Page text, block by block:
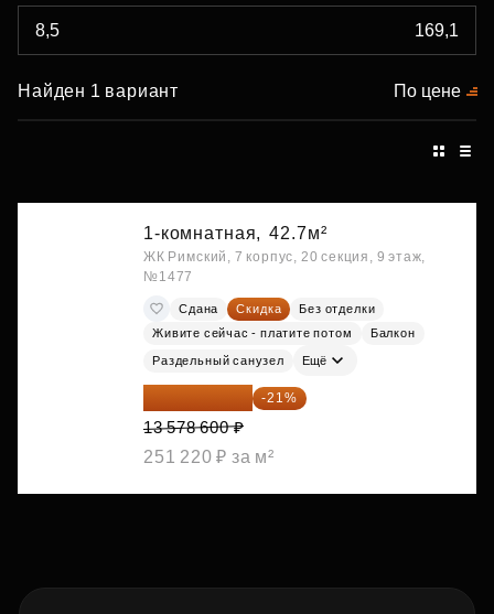
Найден 1 вариант По цене
1-комнатная, 42.7м²
ЖК Римский, 7 корпус, 20 секция, 9 этаж,
№1477
Сдана Скидка
Без отделки
Живите сейчас - платите потом
Балкон
Раздельный санузел Ещё
10 727 094 ₽ -21%
13 578 600 ₽
251 220 ₽ за м²